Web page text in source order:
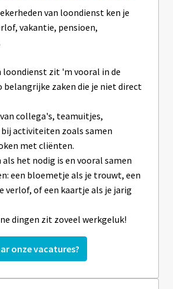
van loondienst ken je
vakantie, pensioen,
loondienst zit 'm vooral in de
belangrijke zaken die je niet direct
collega's, teamuitjes,
activiteiten zoals samen
met cliënten.
het nodig is en vooral samen
een bloemetje als je trouwt, een
verlof, of een kaartje als je jarig
dingen zit zoveel werkgeluk!
onze vacatures?